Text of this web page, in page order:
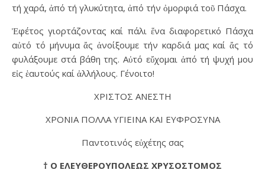
τή χαρά, ἀπό τή γλυκύτητα, ἀπό τήν ὀμορφιά τοῦ Πάσχα.
Ἐφέτος γιορτάζοντας καί πάλι ἕνα διαφορετικό Πάσχα
αὐτό τό μήνυμα ἄς ἀνοίξουμε τήν καρδιά μας καί ἄς τό
φυλάξουμε στά βάθη της. Αὐτό εὔχομαι ἀπό τή ψυχή μου
εἰς ἑαυτούς καί ἀλλήλους. Γένοιτο!
ΧΡΙΣΤΟΣ ΑΝΕΣΤΗ
ΧΡΟΝΙΑ ΠΟΛΛΑ ΥΓΙΕΙΝΑ ΚΑΙ ΕΥΦΡΟΣΥΝΑ
Παντοτινός εὐχέτης σας
† Ο ΕΛΕΥΘΕΡΟΥΠΟΛΕΩΣ ΧΡΥΣΟΣΤΟΜΟΣ